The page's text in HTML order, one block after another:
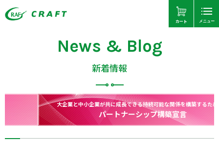
カート メニュー
News & Blog
新着情報
大企業と中小企業が共に成長できる持続可能な関係を構築するために！
パートナーシップ構築宣言